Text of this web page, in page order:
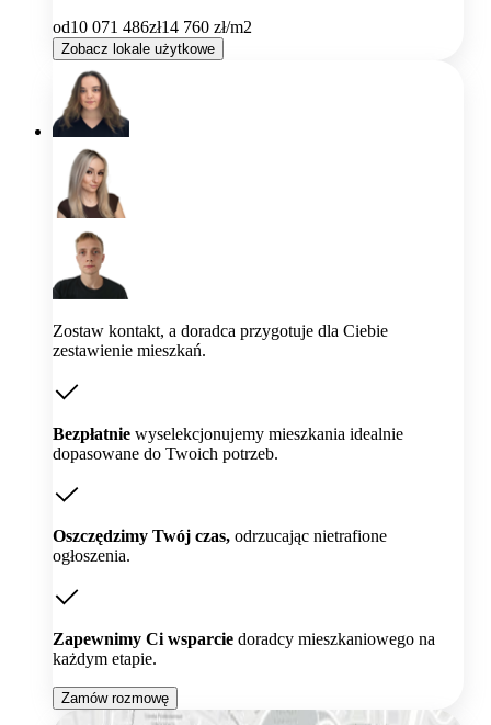
od10 071 486zł14 760 zł/m2
Zobacz lokale użytkowe
Zostaw kontakt, a doradca przygotuje dla Ciebie
zestawienie mieszkań.
Bezpłatnie wyselekcjonujemy mieszkania idealnie
dopasowane do Twoich potrzeb.
Oszczędzimy Twój czas, odrzucając nietrafione
ogłoszenia.
Zapewnimy Ci wsparcie doradcy mieszkaniowego na
każdym etapie.
Zamów rozmowę